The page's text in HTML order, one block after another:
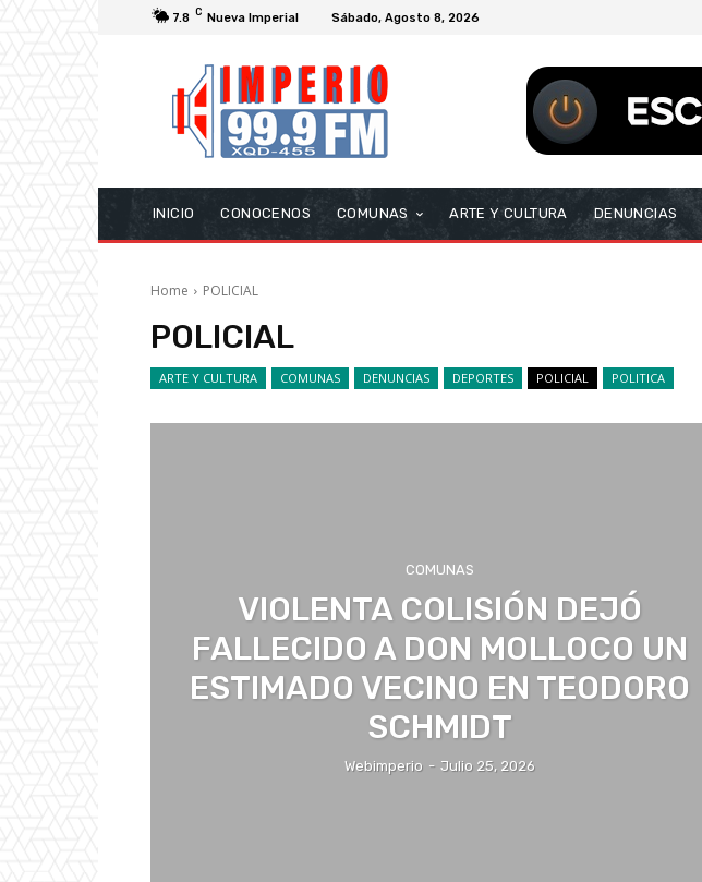
7.8 C Nueva Imperial Sábado, Agosto 8, 2026
INICIO CONOCENOS COMUNAS ARTE Y CULTURA DENUNCIAS
Home POLICIAL
POLICIAL
ARTE Y CULTURA COMUNAS DENUNCIAS DEPORTES POLICIAL POLITICA
COMUNAS
VIOLENTA COLISIÓN DEJÓ
FALLECIDO A DON MOLLOCO UN
ESTIMADO VECINO EN TEODORO
SCHMIDT
Webimperio - Julio 25, 2026